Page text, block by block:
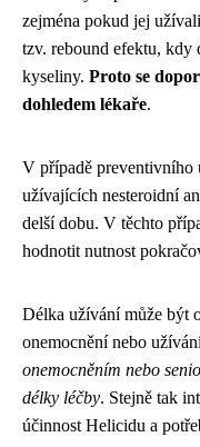
zejména pokud jej
tzv. rebound efektu, kdy
kyseliny. Proto se
dohledem lékaře.
V případě preventivního
užívajících nesteroidní
delší dobu. V těchto
hodnotit nutnost
Délka užívání může být
onemocnění nebo
onemocněním nebo
délky léčby. Stejně tak
účinnost Helicidu a